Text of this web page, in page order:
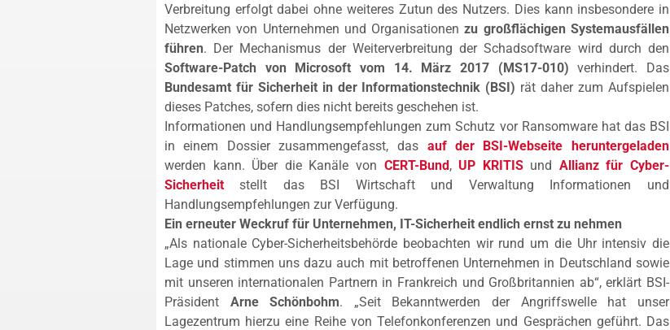
Verbreitung erfolgt dabei ohne weiteres Zutun des Nutzers. Dies kann insbesondere in
Netzwerken von Unternehmen und Organisationenzu großflächigen Systemausfällen
führen. Der Mechanismus der Weiterverbreitung der Schadsoftware wird durch den
Software-Patch von Microsoft vom 14. März 2017 (MS17-010) verhindert. Das
Bundesamt für Sicherheit in der Informationstechnik (BSI) rät daher zum Aufspielen
dieses Patches, sofern dies nicht bereits geschehen ist.
Informationen und Handlungsempfehlungen zum Schutz vor Ransomware hat das BSI
in einem Dossier zusammengefasst, das auf der BSI-Webseite heruntergeladen
werden kann. Über die Kanäle von CERT-Bund, UP KRITISund Allianz für Cyber-
Sicherheit stellt das BSI Wirtschaft und Verwaltung Informationen und
Handlungsempfehlungen zur Verfügung.
Ein erneuter Weckruf für Unternehmen, IT-Sicherheit endlich ernst zu nehmen
„Als nationale Cyber-Sicherheitsbehörde beobachten wir rund um die Uhr intensiv die
Lage und stimmen uns dazu auch mit betroffenen Unternehmen in Deutschland sowie
mit unseren internationalen Partnern in Frankreich und Großbritannien ab“, erklärt BSI-
Präsident Arne Schönbohm. „Seit Bekanntwerden der Angriffswelle hat unser
Lagezentrum hierzu eine Reihe von Telefonkonferenzen und Gesprächen geführt. Das